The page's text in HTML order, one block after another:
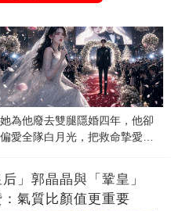
她為他廢去雙腿隱婚四年，他卻
偏愛全隊白月光，把救命摯愛當
」郭晶晶與「鞏皇」
氣質比顏值更重要